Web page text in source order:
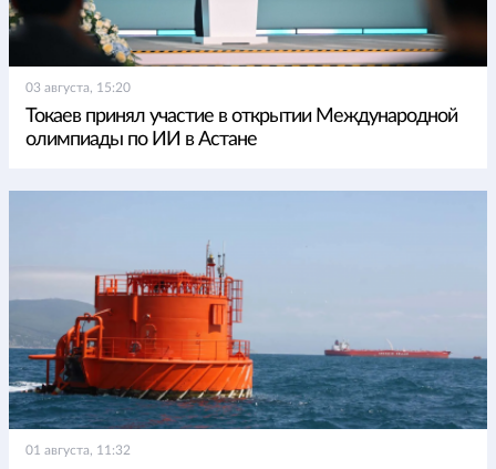
03 августа, 15:20
Токаев принял участие в открытии Международной
олимпиады по ИИ в Астане
01 августа, 11:32